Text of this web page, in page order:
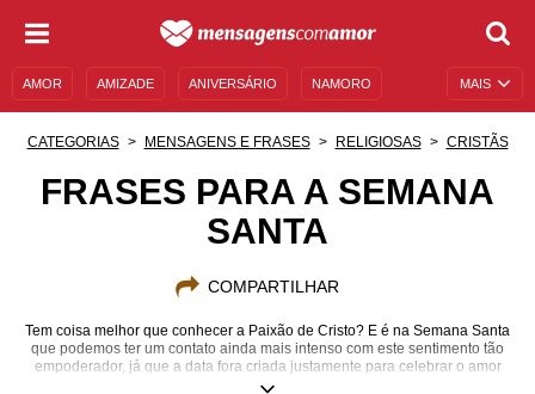
MAIS
AMOR AMIZADE ANIVERSÁRIO NAMORO
MENSAGENS DE ANIVERSÁRIO
CATEGORIAS MENSAGENS E FRASES RELIGIOSAS CRISTÃS
FRASES PARA A SEMANA
SANTA
COMPARTILHAR
Tem coisa melhor que conhecer a Paixão de Cristo? E é na Semana Santa
que podemos ter um contato ainda mais intenso com este sentimento tão
empoderador, já que a data fora criada justamente para celebrar o amor
verdadeiro que advém de Jesus. Um amor tão puro, tão profundo e tão